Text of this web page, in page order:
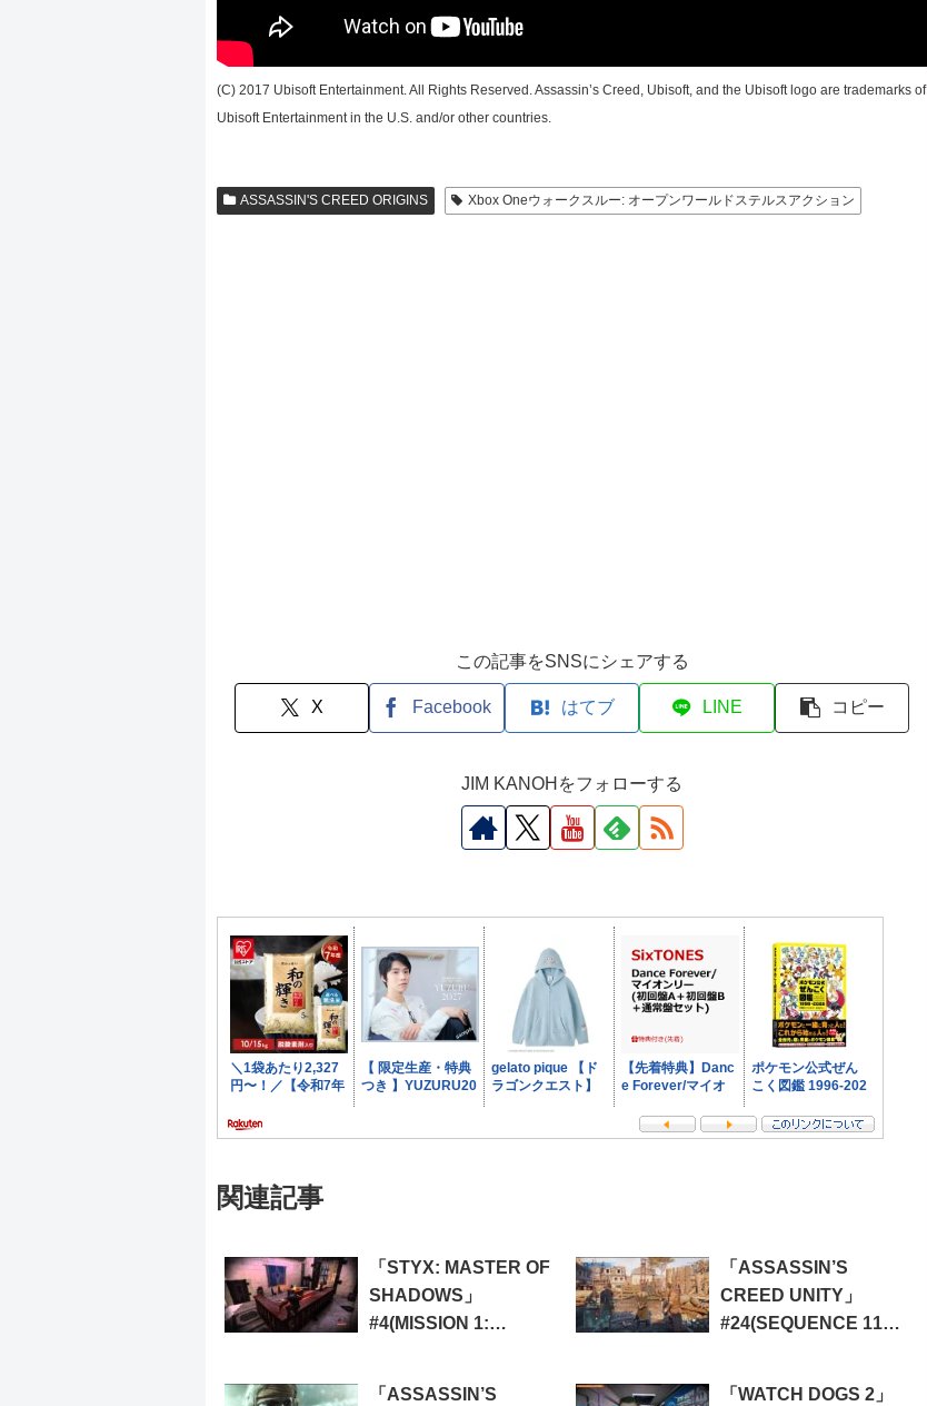
(C) 2017 Ubisoft Entertainment. All Rights Reserved. Assassin’s Creed, Ubisoft, and the Ubisoft logo are trademarks of
Ubisoft Entertainment in the U.S. and/or other countries.
ASSASSIN'S CREED ORIGINS Xbox Oneウォークスルー: オープンワールドステルスアクション
この記事をSNSにシェアする
X Facebook はてブ LINE コピー
JIM KANOHをフォローする
関連記事
「STYX: MASTER OF
SHADOWS」
#4(MISSION 1:
「ASSASSIN’S
CREED UNITY」
#24(SEQUENCE 11
「ASSASSIN’S
「WATCH DOGS 2」